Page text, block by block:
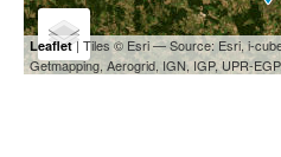
Leaflet| Tiles © Esri — Source: Esri, i-
Getmapping, Aerogrid, IGN, IGP, UPR-